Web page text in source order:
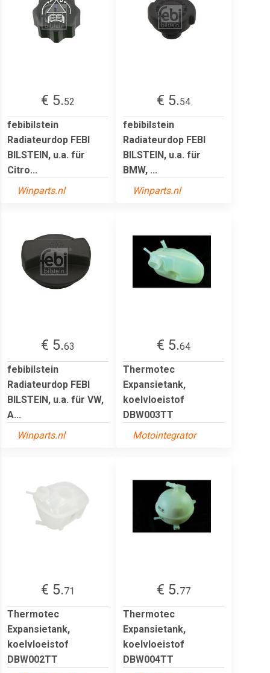
€ 5.52
febibilstein
Radiateurdop FEBI
BILSTEIN, u.a. für
Citro...
Winparts.nl
€ 5.54
febibilstein
Radiateurdop FEBI
BILSTEIN, u.a. für
BMW, ...
Winparts.nl
€ 5.63
febibilstein
Radiateurdop FEBI
BILSTEIN, u.a. für VW,
A...
Winparts.nl
€ 5.64
Thermotec
Expansietank,
koelvloeistof
DBW003TT
Motointegrator
€ 5.71
Thermotec
Expansietank,
koelvloeistof
DBW002TT
€ 5.77
Thermotec
Expansietank,
koelvloeistof
DBW004TT